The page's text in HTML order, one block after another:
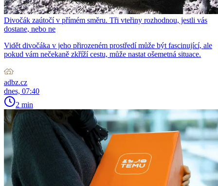
Divočák zaútočí v přímém směru. Tři vteřiny rozhodnou, jestli vás
dostane, nebo ne
Vidět divočáka v jeho přirozeném prostředí může být fascinující, ale
pokud vám nečekaně zkříží cestu, může nastat ošemetná situace.
adbz.cz
dnes, 07:40
2 min